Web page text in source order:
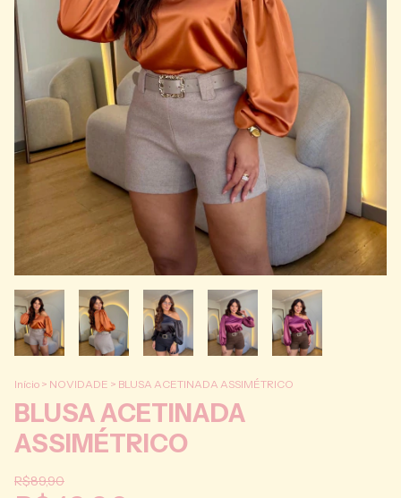
Início > NOVIDADE > BLUSA ACETINADA ASSIMÉTRICO
BLUSA ACETINADA
ASSIMÉTRICO
R$89,90